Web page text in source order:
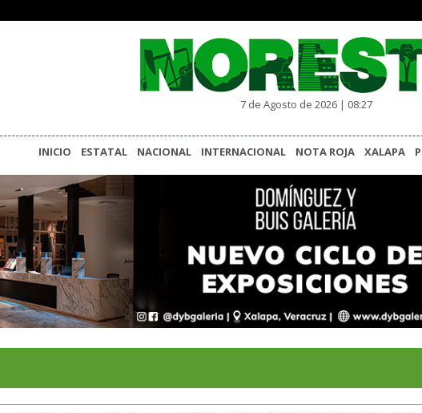
7 de Agosto de 2026 | 08:27
INICIO ESTATAL NACIONAL INTERNACIONAL NOTA ROJA XALAPA